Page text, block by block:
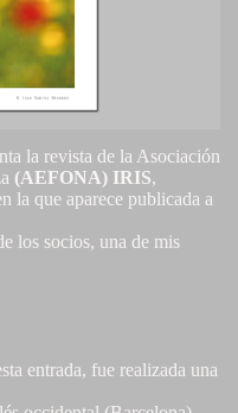
la revista de la Asociación
(AEFONA) IRIS,
la que aparece publicada a
los socios, una de mis
entrada, fue realizada una